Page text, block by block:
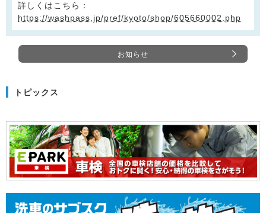
詳しくはこちら：
https://washpass.jp/pref/kyoto/shop/605660002.php
お知らせ
トピックス